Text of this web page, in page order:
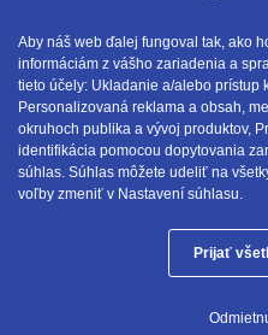
výstroj nezlyhá pod plnou
sledovaní protivníkom cez
E-mail:
Tieto internetové stránky používajú
Aby náš web ďalej fungoval tak, ako
informáciám z vášho zariadenia a
tieto účely: Ukladanie a/alebo prístup
Personalizovaná reklama a obsah,
okruhoch publika a vývoj produktov,
identifikácia pomocou dopytovania
súhlas. Súhlas môžete udeliť na
voľby zmeniť v Nastavení súhlasu.
Prijať